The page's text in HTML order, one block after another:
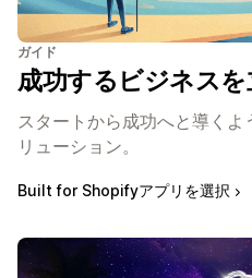
ガイド
成功するビジネス
スタートから成功へと導く
リューション。
Built for Shopifyアプリを選択